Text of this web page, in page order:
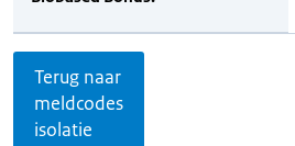
Terug naar
meldcodes
isolatie